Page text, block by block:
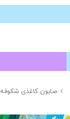
صابون کاغذی شکوفه